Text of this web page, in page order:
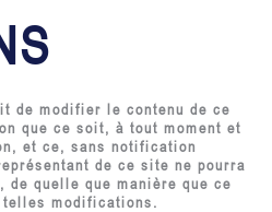
de modifier le contenu de ce
que ce soit, à tout moment et
et ce, sans notification
de ce site ne pourra
de quelle que manière que ce
telles modifications.